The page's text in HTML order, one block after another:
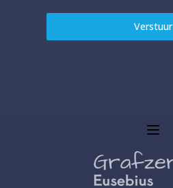
Verstuur